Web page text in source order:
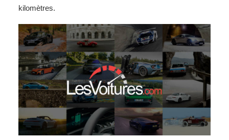
kilomètres.